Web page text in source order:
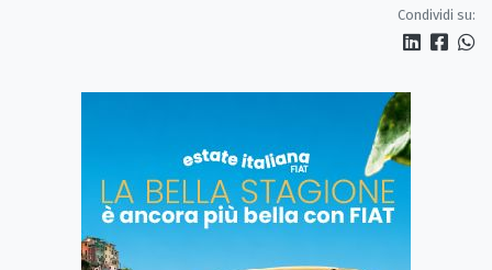
Condividi su: